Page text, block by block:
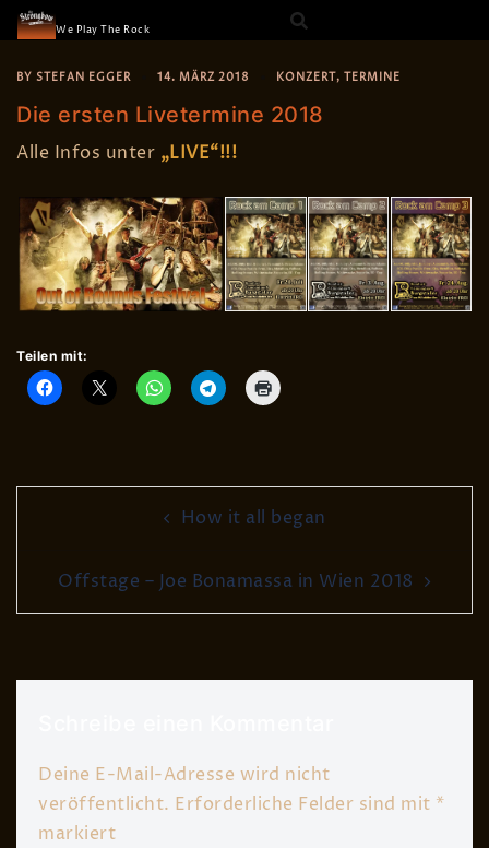
Skip
to
content
We Play The Rock
BY STEFAN EGGER 14. MÄRZ 2018 KONZERT, TERMINE
Die ersten Livetermine 2018
Alle Infos unter „LIVE“!!!
Teilen mit:
Post
How it all began
Offstage – Joe Bonamassa in Wien 2018
Deine E-Mail-Adresse wird nicht
veröffentlicht. Erforderliche Felder sind mit *
markiert